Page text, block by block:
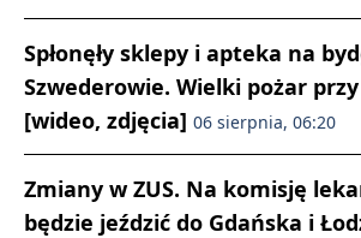
Spłonęły sklepy i apteka na
Szwederowie. Wielki pożar
[wideo, zdjęcia] 06 sierpnia, 06:20
Zmiany w ZUS. Na komisję
będzie jeździć do Gdańska i